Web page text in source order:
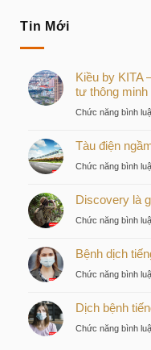
Tin Mới
Kiều by KITA
tư thông minh
Chức năng bình
Tàu điện
Chức năng bình
Discovery là
Chức năng bình
Bệnh dịch
Chức năng bình
Dịch bệnh
Chức năng bình